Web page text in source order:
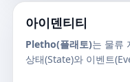
아이덴티티
Pletho(플래토)는 물류
상태(State)와 이벤트